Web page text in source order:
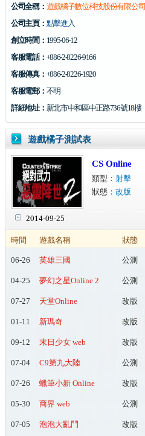
公司全稱： 遊戲橘子數位科技股份有限公司
公司主頁： 點擊進入
創立時間： 1995-06-12
客服電話： +886-2-8226-9166
客服傳真： +886-2-8226-1920
客服電郵： 不明
詳細地址： 新北市中和區中正路736號18樓
遊戲橘子測試表
2014-09-25
CS Online
類型： 射擊
狀態： 改版
時間 遊戲名稱 狀態
06-26 英雄三國 公測
04-25 夢幻之星Online 2 公測
07-27 天堂Online 改版
01-11 新瑪奇 改版
09-12 末日少女 web 改版
07-04 C9第九大陸 公測
07-26 蠟筆小新 Online 改版
05-30 商界 web 公測
07-05 泡泡大亂鬥 改版